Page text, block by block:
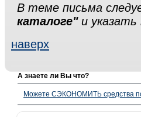
В теме письма
каталоге"и указать
наверх
А знаете ли Вы что?
Можете СЭКОНОМИТЬ средства